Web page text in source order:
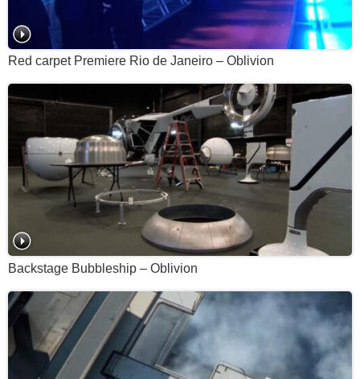
Red carpet Premiere Rio de Janeiro – Oblivion
Backstage Bubbleship – Oblivion